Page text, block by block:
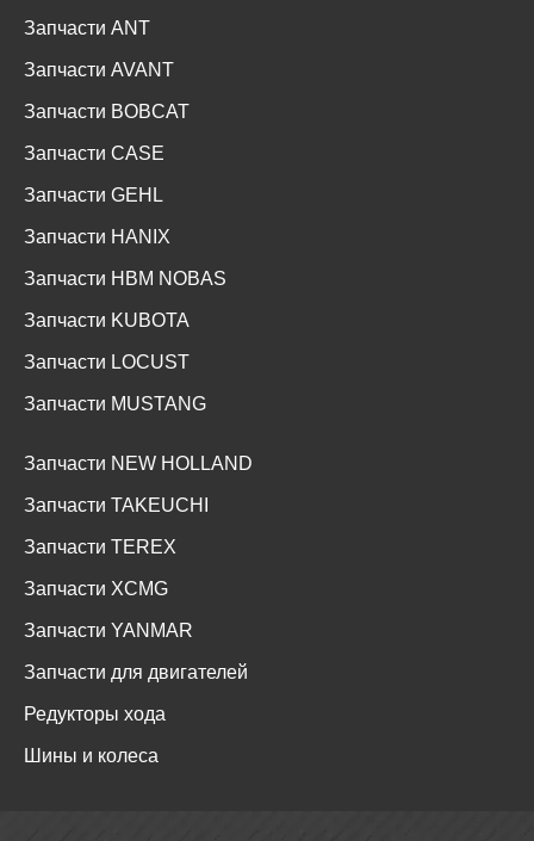
Запчасти ANT
Запчасти AVANT
Запчасти BOBCAT
Запчасти CASE
Запчасти GEHL
Запчасти HANIX
Запчасти HBM NOBAS
Запчасти KUBOTA
Запчасти LOCUST
Запчасти MUSTANG
Запчасти NEW HOLLAND
Запчасти TAKEUCHI
Запчасти TEREX
Запчасти XCMG
Запчасти YANMAR
Запчасти для двигателей
Редукторы хода
Шины и колеса